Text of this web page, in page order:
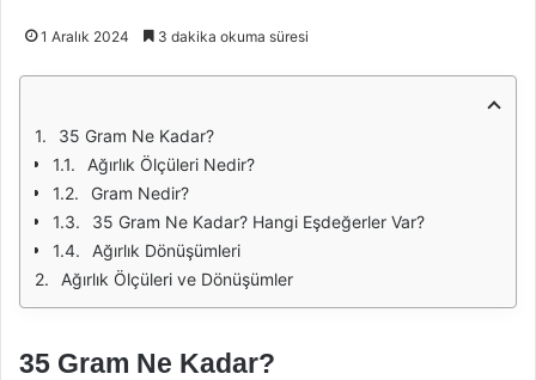
1 Aralık 2024 3 dakika okuma süresi
35 Gram Ne Kadar?
Ağırlık Ölçüleri Nedir?
Gram Nedir?
35 Gram Ne Kadar? Hangi Eşdeğerler Var?
Ağırlık Dönüşümleri
Ağırlık Ölçüleri ve Dönüşümler
35 Gram Ne Kadar?